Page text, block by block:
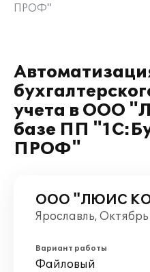
ПРОФ"
учета в ООО
базе ПП
ПРОФ"
ООО "ЛЮИС
Ярославль, Октябрь
Вариант работы
Файловый